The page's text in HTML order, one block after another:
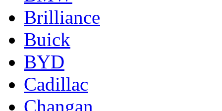
Brilliance
Buick
BYD
Cadillac
Changan